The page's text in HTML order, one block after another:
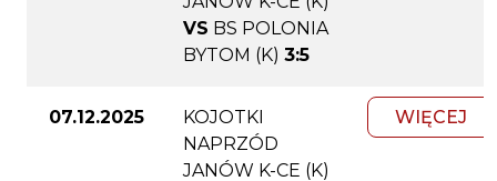
VS BS POLONIA
BYTOM (K) 3:5
07.12.2025
KOJOTKI
NAPRZÓD
JANÓW K-CE (K)
WIĘCEJ